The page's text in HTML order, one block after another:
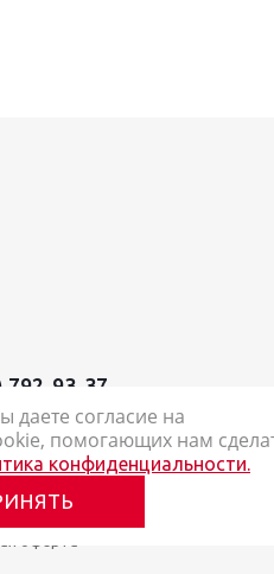
792-93-37
магазин канцелярских товаров
сайта
даете согласие на
помогающих нам
конфиденциальности.